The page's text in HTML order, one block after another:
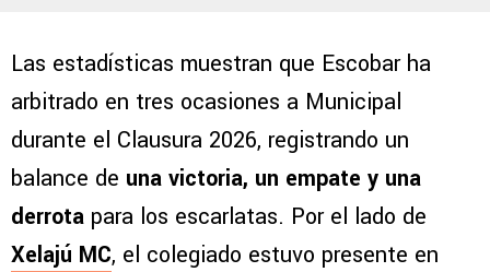
Las estadísticas muestran que Escobar ha
arbitrado en tres ocasiones a Municipal
durante el Clausura 2026, registrando un
balance de una victoria, un empate y una
derrota para los escarlatas. Por el lado de
Xelajú MC, el colegiado estuvo presente en